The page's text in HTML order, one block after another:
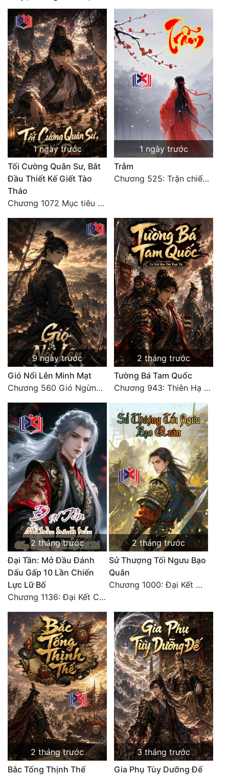
Tu Chân
Tu Tiên
Tội Phạm
Vô Địch
Võ Hiệp
Võng Du
Xuyên Không
Xuyên Nhanh
Xuyên Sách
Xuyên Thư
Điền Văn
Đô Thị
Đông Phương
Đông Phương Huyền Huyễn
Đồng Nhân
Cẩu Đạo Trường Sinh
Ngự Thú
Truyện Nam
Vô Địch Lưu
Xây Dựng Thế Lực
Đam Mỹ
Đẹp
Đẹp Hiệp
Tính Cách Nhân Vật :
Cơ Trí
Sát Phạt Quyết Đoán
Vô Sỉ
1 ngày trước
Tối Cường Quân Sư, Bắt
Đầu Thiết Kế Giết Tào
Tháo
Chương 1072 Mục tiêu của chúng ta là biển sao trời (2/2)
1 ngày trước
Trẫm
Chương 525: Trận chiến tấn công phòng thủ Macao (2)
9 ngày trước
Gió Nổi Lên Minh Mạt
Chương 560 Gió Ngừng (Kết Cục)
2 tháng trước
Tường Bá Tam Quốc
Chương 943: Thiên Hạ Quy Nhất, Giấc Mộng Nam Kha [HẾT]
2 tháng trước
Đại Tần: Mở Đầu Đánh
Dấu Gấp 10 Lần Chiến
Lực Lữ Bố
Chương 1136: Đại Kết Cục
2 tháng trước
Sử Thượng Tối Ngưu Bạo
Quân
Chương 1000: Đại Kết Cục!
2 tháng trước
Bắc Tống Thịnh Thế
3 tháng trước
Gia Phụ Tùy Dưỡng Đế